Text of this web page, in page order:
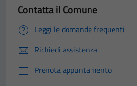
Contatta il Comune
Leggi le domande frequenti
Richiedi assistenza
Prenota appuntamento